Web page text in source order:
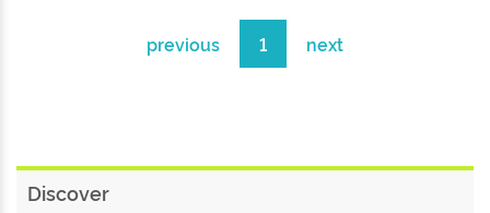
previous 1 next
Discover